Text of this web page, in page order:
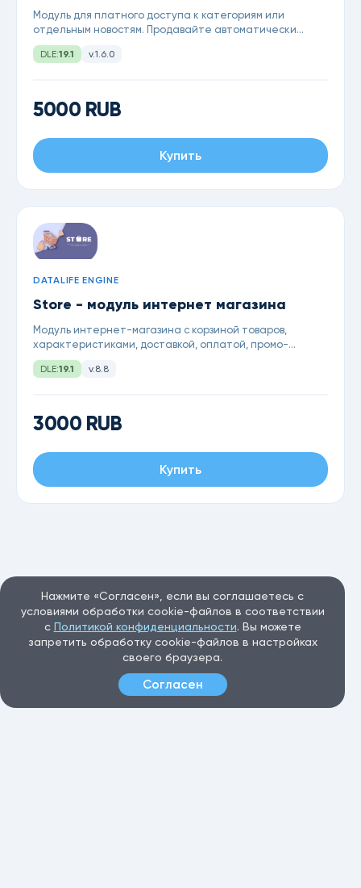
Модуль для платного доступа к категориям или
отдельным новостям. Продавайте автоматически
курсы или файлы на определенный срок
DLE:19.1 v.1.6.0
5000 RUB
Купить
DATALIFE ENGINE
Store - модуль интернет магазина
Модуль интернет-магазина с корзиной товаров,
характеристиками, доставкой, оплатой, промо-
кодами, бонусами и др. для DataLife Engine 19.1
DLE:19.1 v.8.8
3000 RUB
Купить
Нажмите «Согласен», если вы соглашаетесь с
условиями обработки cookie-файлов в соответствии
с Политикой конфиденциальности. Вы можете
запретить обработку cookie-файлов в настройках
своего браузера.
Согласен